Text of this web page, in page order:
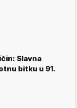
Slavna
bitku u 91.